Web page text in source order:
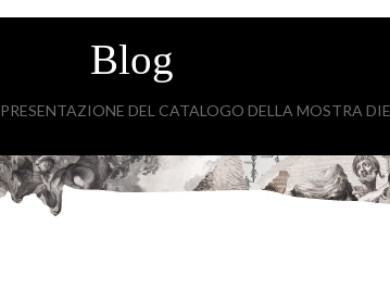
Blog
PRESENTAZIONE DEL CATALOGO DELLA MOSTRA